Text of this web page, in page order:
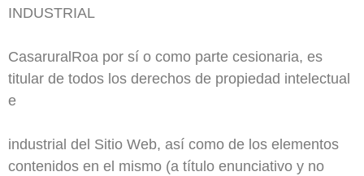
INDUSTRIAL
CasaruralRoa por sí o como parte cesionaria, es
titular de todos los derechos de propiedad intelectual
e
industrial del Sitio Web, así como de los elementos
contenidos en el mismo (a título enunciativo y no